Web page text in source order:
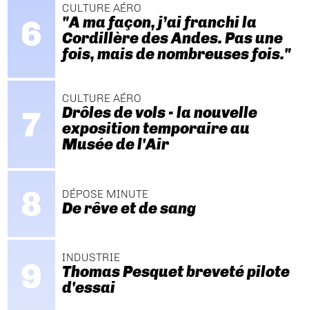
CULTURE AÉRO
"A ma façon, j’ai franchi la
Cordillère des Andes. Pas une
fois, mais de nombreuses fois."
CULTURE AÉRO
Drôles de vols - la nouvelle
exposition temporaire au
Musée de l'Air
DÉPOSE MINUTE
De rêve et de sang
INDUSTRIE
Thomas Pesquet breveté pilote
d'essai